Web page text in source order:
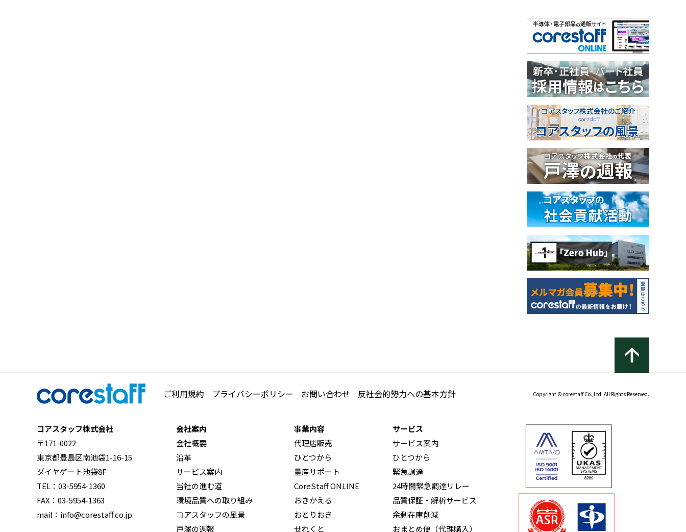
ご利用規約 プライバシーポリシー お問い合わせ 反社会的勢力への基本方針 Copyright © corestaff Co.,Ltd. All Rights Reserved.
コアスタッフ株式会社
〒171-0022
東京都豊島区南池袋1-16-15
ダイヤゲート池袋8F
TEL：03-5954-1360
FAX：03-5954-1363
mail：info@corestaff.co.jp
会社案内
会社概要
沿革
サービス案内
当社の進む道
環境品質への取り組み
コアスタッフの風景
戸澤の週報
事業内容
代理店販売
ひとつから
量産サポート
CoreStaff ONLINE
おきかえる
おとりおき
せれくと
サービス
サービス案内
ひとつから
緊急調達
24時間緊急調達リレー
品質保証・解析サービス
余剰在庫削減
おまとめ便（代理購入）